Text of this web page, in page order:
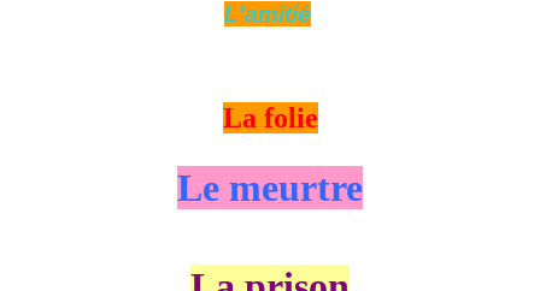
L'amitié
La folie
Le meurtre